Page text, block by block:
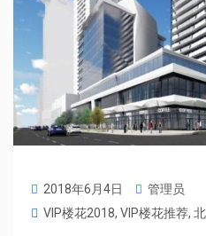
2018年6月4日
管理员
VIP楼花2018, VIP楼花推荐,